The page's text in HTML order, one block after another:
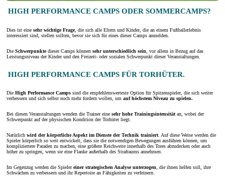
HIGH PERFORMANCE CAMPS ODER SOMMERCAMPS?
Dies ist eine sehr wichtige Frage, die sich alle Eltern und Kinder, die an einem Fußballerlebnis
interessiert sind, stellen sollten, bevor sie sich für eines dieser Camps anmelden.
Die Schwerpunktedieser Camps können sehr unterschiedlich sein , vor allem in Bezug auf das
Leistungsniveau der Kinder und den Freizeit- oder sozialen Schwerpunkt dieser Veranstaltungen.
HIGH PERFORMANCE CAMPS FÜR TORHÜTER.
Die High Performance Camps sind die empfehlenswerteste Option für Spitzenspieler, die sich weiter
verbessern und sich selbst noch mehr fordern wollen, um auf höchstem Niveau zu spielen.
Bei diesen Veranstaltungen wenden die Trainer eine sehr hohe Trainingsintensitätan, wobei der
Schwerpunkt auf der physischen Kondition der Torhüter liegt.
Natürlich wird der körperliche Aspekt im Dienste der Technik trainiert. Auf diese Weise werden die
Spieler körperlich so weit entwickelt, dass sie die notwendigen Bewegungen ausführen können, um
kompliziertere Paraden zu machen, eine größere Reichweite innerhalb des Tores abzudecken oder auch
höher zu springen, wenn sie eine Flanke außerhalb des Strafraums annehmen.
Im Gegenzug werden die Spielereiner strategischen Analyse unterzogen, die ihnen helfen soll, ihre
Schwächen zu verbessern und ihr Repertoire an Fähigkeiten zu verfeinern.